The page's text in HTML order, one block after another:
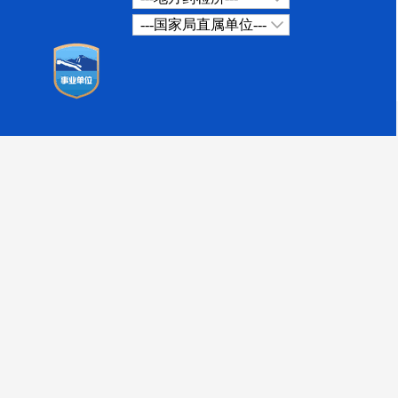
---国家局直属单位---